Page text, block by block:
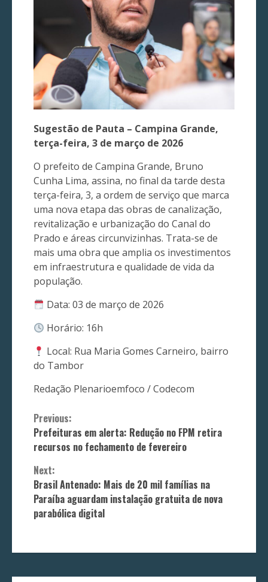
Sugestão de Pauta – Campina Grande,
terça-feira, 3 de março de 2026
O prefeito de Campina Grande, Bruno
Cunha Lima, assina, no final da tarde desta
terça-feira, 3, a ordem de serviço que marca
uma nova etapa das obras de canalização,
revitalização e urbanização do Canal do
Prado e áreas circunvizinhas. Trata-se de
mais uma obra que amplia os investimentos
em infraestrutura e qualidade de vida da
população.
Data: 03 de março de 2026
Horário: 16h
Local: Rua Maria Gomes Carneiro, bairro
do Tambor
Redação Plenarioemfoco / Codecom
Continue
Reading
Previous:
Prefeituras em alerta: Redução no FPM retira
recursos no fechamento de fevereiro
Next:
Brasil Antenado: Mais de 20 mil famílias na
Paraíba aguardam instalação gratuita de nova
parabólica digital